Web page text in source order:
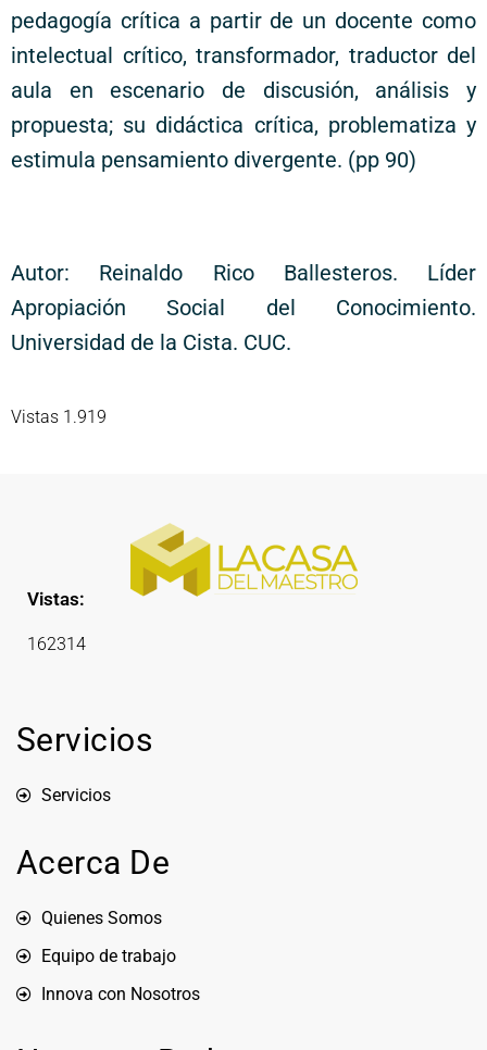
pedagogía crítica a partir de un docente como
intelectual crítico, transformador, traductor del
aula en escenario de discusión, análisis y
propuesta; su didáctica crítica, problematiza y
estimula pensamiento divergente. (pp 90)
Autor: Reinaldo Rico Ballesteros. Líder
Apropiación Social del Conocimiento.
Universidad de la Cista. CUC.
Vistas 1.919
Vistas:
162314
Servicios
Servicios
Acerca De
Quienes Somos
Equipo de trabajo
Innova con Nosotros